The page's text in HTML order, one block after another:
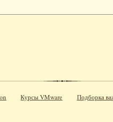
Курсы VMware Подборка